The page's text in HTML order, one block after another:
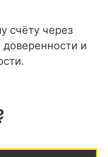
счёту через
и